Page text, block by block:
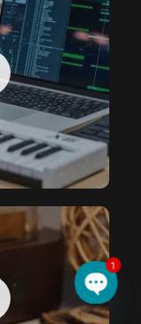
Open
1